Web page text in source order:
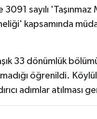
sayılı 'Taşınmaz
kapsamında
33 dönümlük
öğrenildi.
adımlar atılması